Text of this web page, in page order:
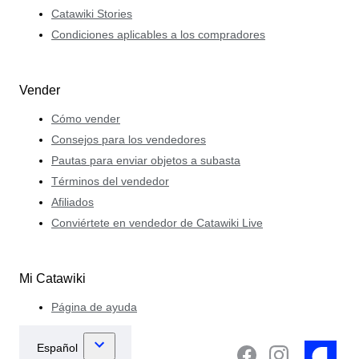
Catawiki Stories
Condiciones aplicables a los compradores
Vender
Cómo vender
Consejos para los vendedores
Pautas para enviar objetos a subasta
Términos del vendedor
Afiliados
Conviértete en vendedor de Catawiki Live
Mi Catawiki
Página de ayuda